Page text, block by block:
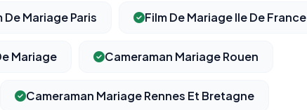
De Mariage Paris Film De Mariage Ile De France
Mariage Cameraman Mariage Rouen
Cameraman Mariage Rennes Et Bretagne